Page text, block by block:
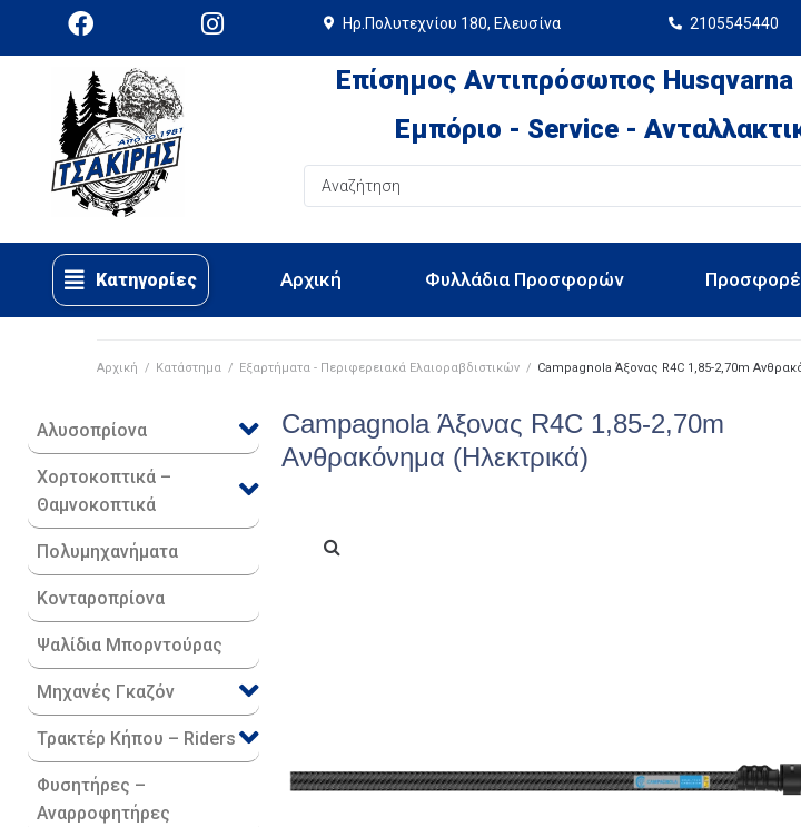
Ηρ.Πολυτεχνίου 180, Ελευσίνα 2105545440
Επίσημος Αντιπρόσωπος Husqvarna
Εμπόριο - Service -
Κατηγορίες Αρχική Φυλλάδια Προσφορών
Αρχική / Κατάστημα / Εξαρτήματα - Περιφερειακά Ελαιοραβδιστικών / Campagnola Άξονας R4C 1,85-2,70m
Αλυσοπρίονα
Χορτοκοπτικά –
Θαμνοκοπτικά
Πολυμηχανήματα
Κονταροπρίονα
Ψαλίδια Μπορντούρας
Μηχανές Γκαζόν
Τρακτέρ Κήπου – Riders
Φυσητήρες –
Αναρροφητήρες
Campagnola Άξονας R4C 1,85-2,70m
Ανθρακόνημα (Ηλεκτρικά)